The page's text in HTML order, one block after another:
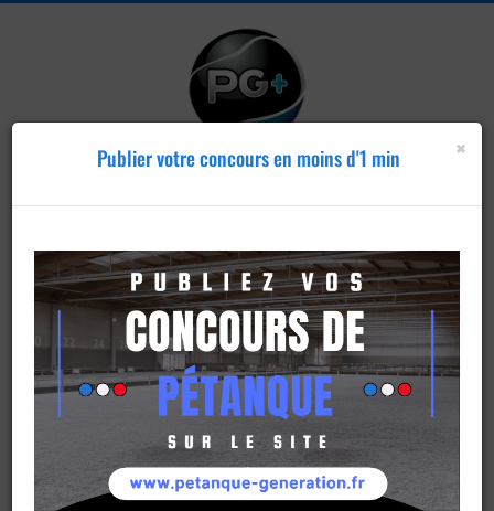
Publier un
concours
×
Publier votre concours en moins d'1 min